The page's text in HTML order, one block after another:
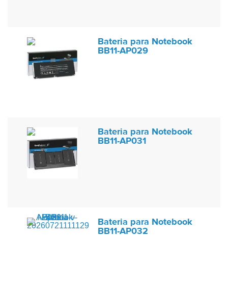
Bateria para Notebook
BB11-AP029
Bateria para Notebook
BB11-AP031
Bateria para Notebook
BB11-AP032